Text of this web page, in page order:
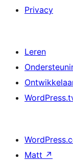
Privacy
Leren
Matt ↗